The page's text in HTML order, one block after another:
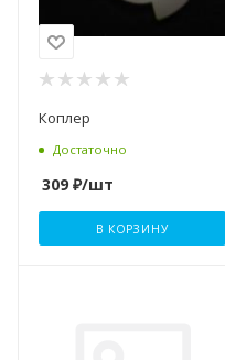
Коплер
Достаточно
309 ₽/шт
В КОРЗИНУ